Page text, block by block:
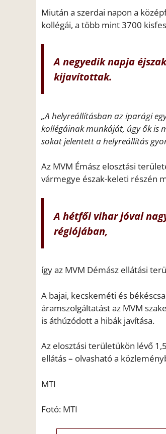
Miután a szerdai napon a
kollégái, a több mint 3700
A negyedik napja
kijavítottak.
„A helyreállításban az iparági
kollégáinak munkáját, úgy ők is
sokat jelentett a helyreállítás
Az MVM Émász elosztási
vármegye észak-keleti részén
A hétfői vihar jóval
régiójában,
így az MVM Démász ellátási
A bajai, kecskeméti és
áramszolgáltatást az MVM
is áthúzódott a hibák javítása.
Az elosztási területükön lévő
ellátás – olvasható a
MTI
Fotó: MTI